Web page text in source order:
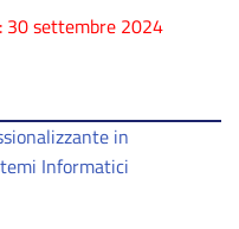
30 settembre 2024
in
Informatici